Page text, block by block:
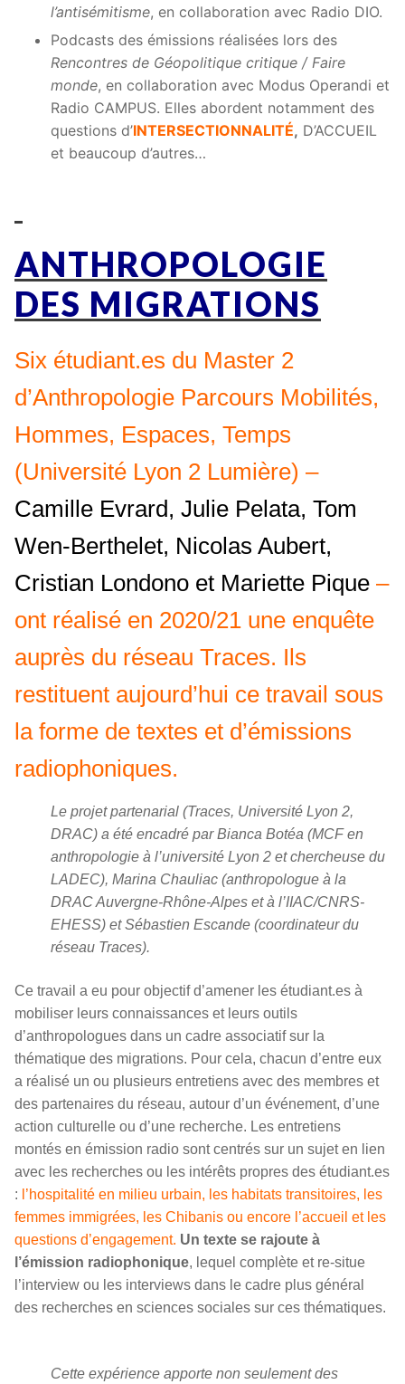
l’antisémitisme, en collaboration avec Radio DIO.
Podcasts des émissions réalisées lors des
Rencontres de Géopolitique critique / Faire
monde, en collaboration avec Modus Operandi et
Radio CAMPUS. Elles abordent notamment des
questions d’INTERSECTIONNALITÉ, D’ACCUEIL
et beaucoup d’autres…
ANTHROPOLOGIE
DES MIGRATIONS
Six étudiant.es du Master 2
d’Anthropologie Parcours Mobilités,
Hommes, Espaces, Temps
(Université Lyon 2 Lumière) –
Camille Evrard, Julie Pelata, Tom
Wen-Berthelet, Nicolas Aubert,
Cristian Londono et Mariette Pique –
ont réalisé en 2020/21 une enquête
auprès du réseau Traces. Ils
restituent aujourd’hui ce travail sous
la forme de textes et d’émissions
radiophoniques.
Le projet partenarial (Traces, Université Lyon 2,
DRAC) a été encadré par Bianca Botéa (MCF en
anthropologie à l’université Lyon 2 et chercheuse du
LADEC), Marina Chauliac (anthropologue à la
DRAC Auvergne-Rhône-Alpes et à l’IIAC/CNRS-
EHESS) et Sébastien Escande (coordinateur du
réseau Traces).
Ce travail a eu pour objectif d’amener les étudiant.es à
mobiliser leurs connaissances et leurs outils
d’anthropologues dans un cadre associatif sur la
thématique des migrations. Pour cela, chacun d’entre eux
a réalisé un ou plusieurs entretiens avec des membres et
des partenaires du réseau, autour d’un événement, d’une
action culturelle ou d’une recherche. Les entretiens
montés en émission radio sont centrés sur un sujet en lien
avec les recherches ou les intérêts propres des étudiant.es
: l’hospitalité en milieu urbain, les habitats transitoires, les
femmes immigrées, les Chibanis ou encore l’accueil et les
questions d’engagement. Un texte se rajoute à
l’émission radiophonique, lequel complète et re-situe
l’interview ou les interviews dans le cadre plus général
des recherches en sciences sociales sur ces thématiques.
Cette expérience apporte non seulement des